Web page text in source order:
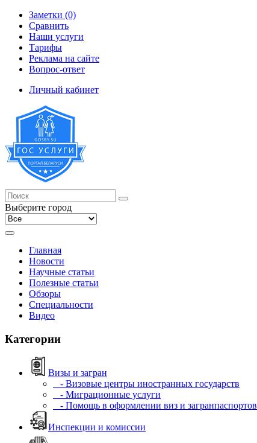
Заметки (0)
Сравнить
Наши услуги
Тарифы
Реклама на сайте
Вопрос-ответ
Личный кабинет
Выберите город
Главная
Новости
Научные статьи
Полезные статьи
Обзоры
Специальности
Видео
Категории
Визы и загран
- Визовые центры иностранных государств
- Миграционные услуги
- Помощь в оформлении виз и загранпаспортов
Инспекции и комиссии